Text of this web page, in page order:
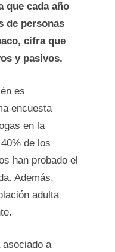
que cada año
de personas
cifra que
y pasivos.
es
encuesta
en la
de los
han probado el
Además,
adulta
asociado a